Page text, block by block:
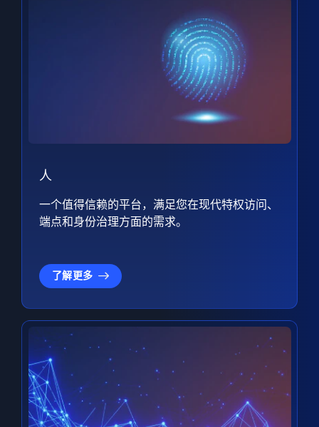
人
一个值得信赖的平台，满足您在现代特权访问、
端点和身份治理方面的需求。
了解更多